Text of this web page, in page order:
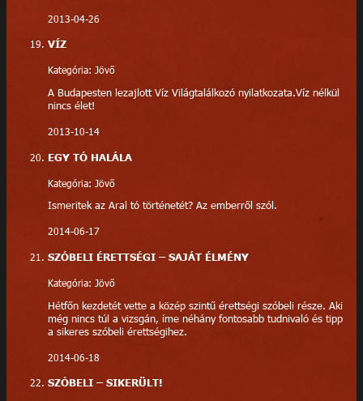
2013-04-26
VÍZ
Kategória: Jövő
A Budapesten lezajlott Víz Világtalálkozó nyilatkozata.Víz nélkül
nincs élet!
2013-10-14
EGY TÓ HALÁLA
Kategória: Jövő
Ismeritek az Aral tó történetét? Az emberről szól.
2014-06-17
SZÓBELI ÉRETTSÉGI – SAJÁT ÉLMÉNY
Kategória: Jövő
Hétfőn kezdetét vette a közép szintű érettségi szóbeli része. Aki
még nincs túl a vizsgán, íme néhány fontosabb tudnivaló és tipp
a sikeres szóbeli érettségihez.
2014-06-18
SZÓBELI – SIKERÜLT!